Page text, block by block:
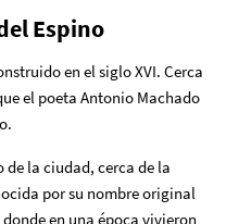
Espino
en el siglo XVI. Cerca
el poeta Antonio Machado
la ciudad, cerca de la
por su nombre original
en una época vivieron